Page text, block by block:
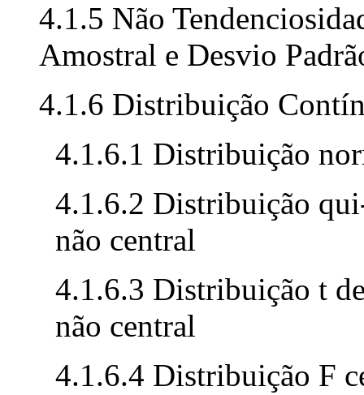
4.1.5 Não
Amostral e Desvio
4.1.6 Distribuição
4.1.6.1 Distribuição
4.1.6.2 Distribuição
não central
4.1.6.3 Distribuição t
não central
4.1.6.4 Distribuição F